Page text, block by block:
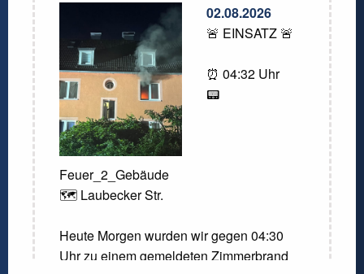
02.08.2026
🚨 EINSATZ 🚨
⏰ 04:32 Uhr
📟
Feuer_2_Gebäude
🗺️ Laubecker Str.
Heute Morgen wurden wir gegen 04:30
Uhr zu einem gemeldeten Zimmerbrand